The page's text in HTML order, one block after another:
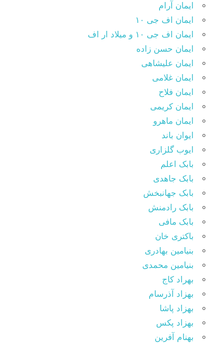
ایمان آرام
ایمان اف جی ۱۰
ایمان اف جی ۱۰ و میلاد ار اف
ایمان حسن زاده
ایمان علیشاهی
ایمان غلامی
ایمان فلاح
ایمان کریمی
ایمان ماهرو
ایوان باند
ایوب گلزاری
بابک اعلم
بابک جاهدی
بابک جهانبخش
بابک رادمنش
بابک مافی
باکتری خان
بنیامین بهادری
بنیامین محمدی
بهراد کاج
بهزاد آذرسام
بهزاد پاشا
بهزاد پکس
بهنام آفرین